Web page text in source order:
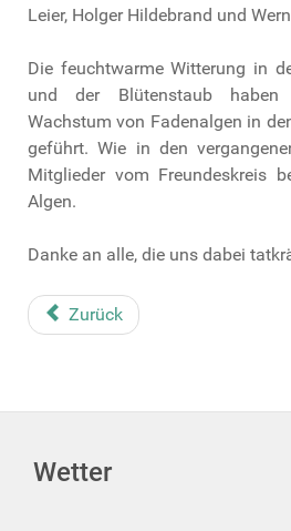
Leier, Holger Hildebrand und
Die feuchtwarme Witterung in
und der Blütenstaub
Wachstum von Fadenalgen in
geführt. Wie in den
Mitglieder vom Freundeskreis
Algen.
Danke an alle, die uns dabei
Zurück
Wetter